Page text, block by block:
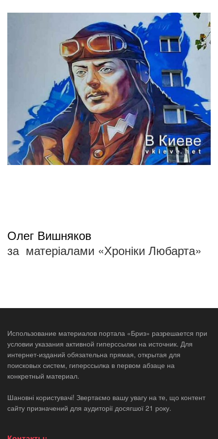
Олег Вишняков
за матеріалами «Хроніки Любарта»
Использование материалов портала «Бриз» разрешается при
условии указания активной гиперссылки на источник. Для
интернет-изданий обязательна прямая, открытая для
поисковых систем, гиперссылка в первом абзаце на
конкретный материал.
Шановні користувачі! Звертаємо вашу увагу на те, що контент
сайту призначений для аудиторії досягшої 21 року.